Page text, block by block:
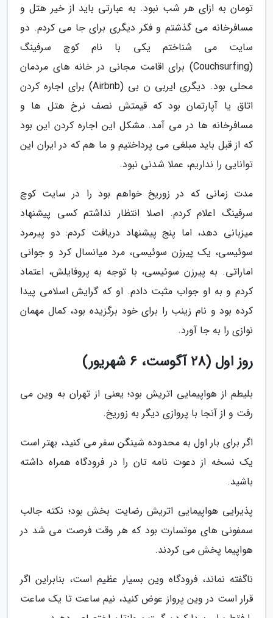
تومان به ازای هر شب نبود. به عبارتی باید از خیر هتل و
مسافرخانه می گذشتم و فکر دیگری برای جا می کردم. دو
سایت می شناختم یکی با نام کوچ سرفینگ
(Couchsurfing) برای اقامت مجانی در خانه های مردمان
محلی بود. دیگری ایربی ن بی (Airbnb) برای اجاره کردن
اتاق یا آپارتمان بود که قیمتش نصف نرخ هتل ها و
مسافرخانه ها در می آمد. مشکل این اجاره کردن این بود
که از قبل باید مبلغی می پرداختیم و ما هم که در ایران این
توانایی را نداریم، عملا شدنی نبود.
مدت زمانی که در زوریخ خواهم بود را در سایت کوچ
سرفینگ اعلام کردم. اصلا انتظار نداشتم کسی پیشنهاد
میزبانی دهد، اما پنج پیشنهاد دریافت کردم: دو پیرمرد
سوئیسی، یک پیرزن سوئیسی، مرد میانسال کرد و جوانی
اماراتی. به پیرزن سوئیسی، با توجه به پروفایلش، اعتماد
کردم و به او جواب مثبت دادم. او که گرایش اسلامی پیدا
کرده بود و نام زینب را برای خود برگزیده بود، کمال مهمان
نوازی را به جا آورد.
روز اول (28 آگوست، 6 شهریور)
بلیطم از هواپیمایی اتریش بود؛ یعنی از تهران به وین می
رفت و از آنجا با پروازی دیگر به زوریخ.
اگر برای بار اول به محدوده شینگن سفر می کنید، بهتر است
یک نسخه از دعوت نامه تان را در فرودگاه همراه داشته
باشید.
پذیرایی هواپیمایی اتریش رضایت بخش بود؛ نکته جالب
سمفونی های موتسارت بود که هر وقت فرصت می شد در
هواپیما پخش می کردند.
ناگفته نماند، فرودگاه وین بسیار عظیم است، بنابراین اگر
قرار است در وین پرواز عوض کنید، نیم ساعت تا یک ساعت